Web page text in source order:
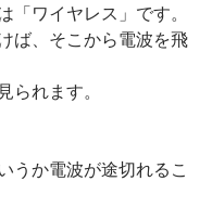
「ワイヤレス」です。
ば、そこから電波を飛
られます。
うか電波が途切れるこ